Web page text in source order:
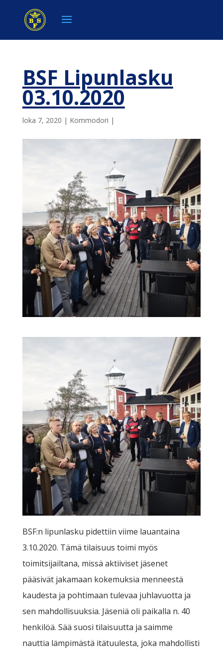
BSF Lipunlasku
03.10.2020
loka 7, 2020 | Kommodori |
BSF:n lipunlasku pidettiin viime lauantaina
3.10.2020. Tämä tilaisuus toimi myös
toimitsijailtana, missä aktiiviset jäsenet
pääsivät jakamaan kokemuksia menneestä
kaudesta ja pohtimaan tulevaa juhlavuotta ja
sen mahdollisuuksia. Jäseniä oli paikalla n. 40
henkilöä. Sää suosi tilaisuutta ja saimme
nauttia lämpimästä itätuulesta, joka mahdollisti